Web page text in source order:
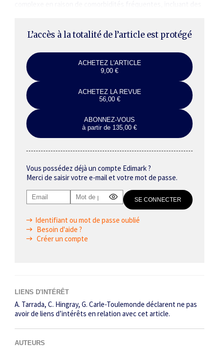
L’accès à la totalité de l’article est protégé
ACHETEZ L'ARTICLE
9,00 €
ACHETEZ LA REVUE
56,00 €
ABONNEZ-VOUS
à partir de 135,00 €
Vous possédez déjà un compte Edimark ?
Merci de saisir votre e-mail et votre mot de passe.
Identifiant ou mot de passe oublié
Besoin d'aide ?
Créer un compte
LIENS D'INTÉRÊT
A. Tarrada, C. Hingray, G. Carle-Toulemonde déclarent ne pas
avoir de liens d’intérêts en relation avec cet article.
AUTEURS